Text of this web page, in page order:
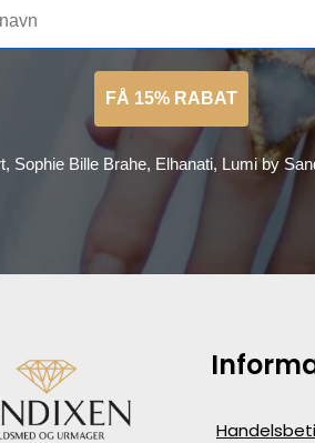
FÅ 15% RABAT
Bille Brahe, Elhanati, Lumi by